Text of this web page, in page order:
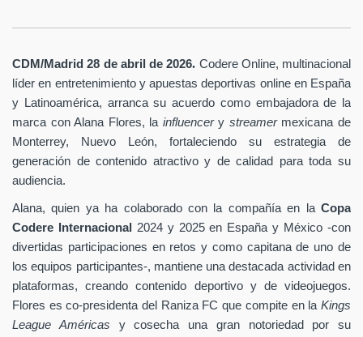
CDM/Madrid 28 de abril de 2026. Codere Online, multinacional
líder en entretenimiento y apuestas deportivas online en España
y Latinoamérica, arranca su acuerdo como embajadora de la
marca con Alana Flores, la influencery streamer mexicana de
Monterrey, Nuevo León, fortaleciendo su estrategia de
generación de contenido atractivo y de calidad para toda su
audiencia.
Alana, quien ya ha colaborado con la compañía en la Copa
Codere Internacional 2024 y 2025 en España y México -con
divertidas participaciones en retos y como capitana de uno de
los equipos participantes-, mantiene una destacada actividad en
plataformas, creando contenido deportivo y de videojuegos.
Flores es co-presidenta del Raniza FC que compite en la Kings
League Américas y cosecha una gran notoriedad por su